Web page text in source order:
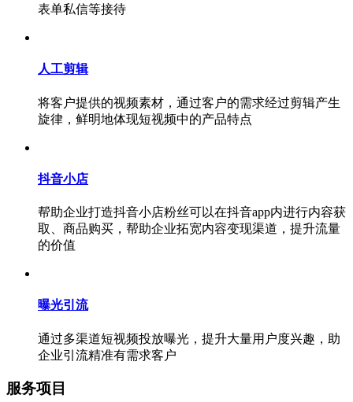
表单私信等接待
人工剪辑
将客户提供的视频素材，通过客户的需求经过剪辑产生
旋律，鲜明地体现短视频中的产品特点
抖音小店
帮助企业打造抖音小店粉丝可以在抖音app内进行内容获
取、商品购买，帮助企业拓宽内容变现渠道，提升流量
的价值
曝光引流
通过多渠道短视频投放曝光，提升大量用户度兴趣，助
企业引流精准有需求客户
服务项目